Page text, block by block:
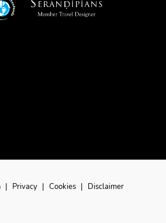
| Privacy | Cookies | Disclaimer